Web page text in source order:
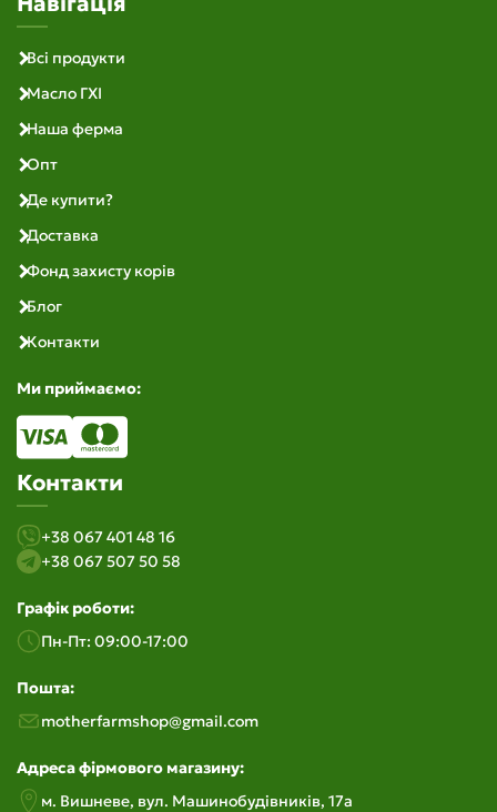
Всі продукти
Масло ГХІ
Наша ферма
Опт
Де купити?
Доставка
Фонд захисту корів
Блог
Контакти
Ми приймаємо:
Контакти
+38 067 401 48 16
+38 067 507 50 58
Графік роботи:
Пн-Пт: 09:00-17:00
Пошта:
motherfarmshop@gmail.com
Адреса фірмового магазину:
м. Вишневе, вул. Машинобудiвникiв, 17а